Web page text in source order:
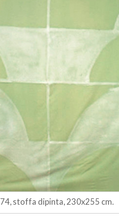
stoffa dipinta, 230x255 cm.